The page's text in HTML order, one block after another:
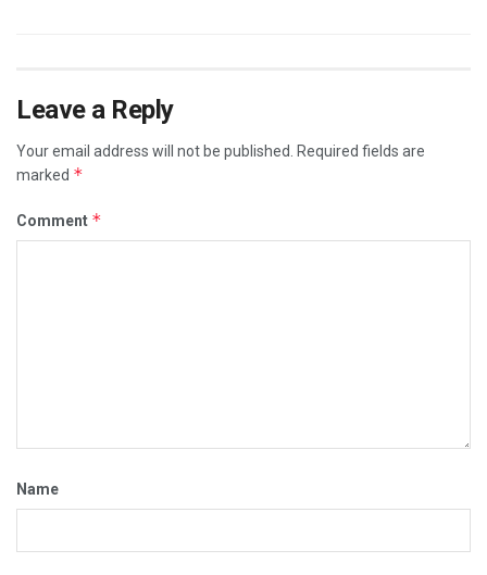
Leave a Reply
Your email address will not be published.
Required fields are
marked *
Comment *
Name